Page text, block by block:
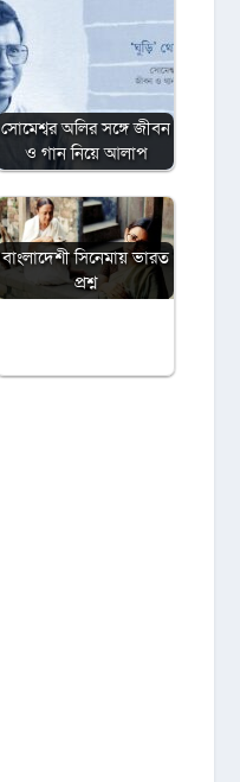
সোমেশ্বর অলির সঙ্গে জীবন
ও গান নিয়ে আলাপ
বাংলাদেশী সিনেমায় ভারত
প্রশ্ন